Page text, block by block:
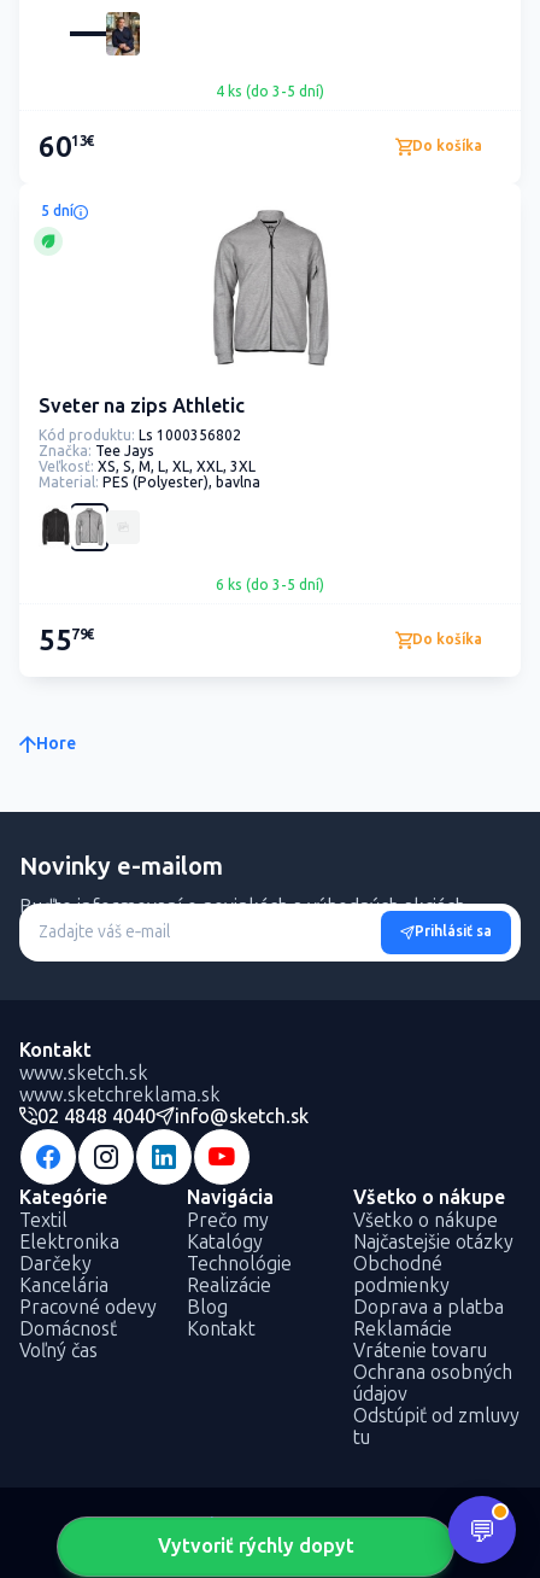
Vytvoriť rýchly dopyt
4 ks (do 3-5 dní)
6013€ Do košíka
5 dní
Sveter na zips Athletic
Kód produktu: Ls 1000356802
Značka: Tee Jays
Veľkosť: XS, S, M, L, XL, XXL, 3XL
Material: PES (Polyester), bavlna
6 ks (do 3-5 dní)
5579€ Do košíka
Hore
Novinky e-mailom
Buďte informovaní o novinkách a výhodných akciách.
Prihlásiť sa
Kontakt
www.sketch.sk
www.sketchreklama.sk
02 4848 4040
info@sketch.sk
Kategórie
Textil
Elektronika
Darčeky
Kancelária
Pracovné odevy
Domácnosť
Voľný čas
Navigácia
Prečo my
Katalógy
Technológie
Realizácie
Blog
Kontakt
Všetko o nákupe
Všetko o nákupe
Najčastejšie otázky
Obchodné
podmienky
Doprava a platba
Reklamácie
Vrátenie tovaru
Ochrana osobných
údajov
Odstúpiť od zmluvy
tu